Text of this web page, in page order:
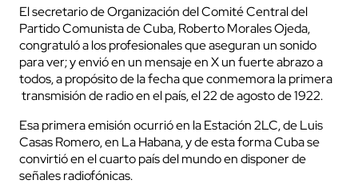
El secretario de Organización del Comité Central del
Partido Comunista de Cuba, Roberto Morales Ojeda,
congratuló a los profesionales que aseguran un sonido
para ver; y envió en un mensaje en X un fuerte abrazo a
todos, a propósito de la fecha que conmemora la primera
transmisión de radio en el país, el 22 de agosto de 1922.
Esa primera emisión ocurrió en la Estación 2LC, de Luis
Casas Romero, en La Habana, y de esta forma Cuba se
convirtió en el cuarto país del mundo en disponer de
señales radiofónicas.